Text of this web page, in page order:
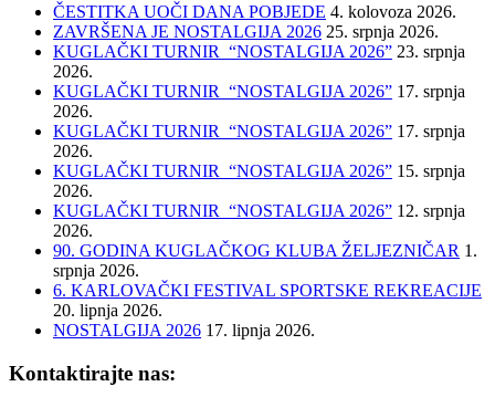
ČESTITKA UOČI DANA POBJEDE 4. kolovoza 2026.
ZAVRŠENA JE NOSTALGIJA 2026 25. srpnja 2026.
KUGLAČKI TURNIR “NOSTALGIJA 2026” 23. srpnja
2026.
KUGLAČKI TURNIR “NOSTALGIJA 2026” 17. srpnja
2026.
KUGLAČKI TURNIR “NOSTALGIJA 2026” 17. srpnja
2026.
KUGLAČKI TURNIR “NOSTALGIJA 2026” 15. srpnja
2026.
KUGLAČKI TURNIR “NOSTALGIJA 2026” 12. srpnja
2026.
90. GODINA KUGLAČKOG KLUBA ŽELJEZNIČAR 1.
srpnja 2026.
6. KARLOVAČKI FESTIVAL SPORTSKE REKREACIJE
20. lipnja 2026.
NOSTALGIJA 2026 17. lipnja 2026.
Kontaktirajte nas: